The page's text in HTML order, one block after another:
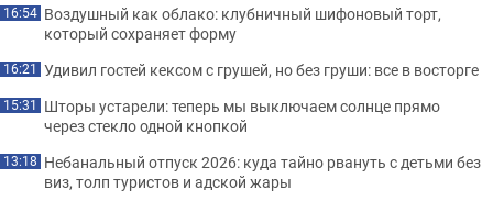
16:54 Воздушный как облако: клубничный шифоновый торт,
который сохраняет форму
16:21 Удивил гостей кексом с грушей, но без груши: все в восторге
15:31 Шторы устарели: теперь мы выключаем солнце прямо
через стекло одной кнопкой
13:18 Небанальный отпуск 2026: куда тайно рвануть с детьми без
виз, толп туристов и адской жары